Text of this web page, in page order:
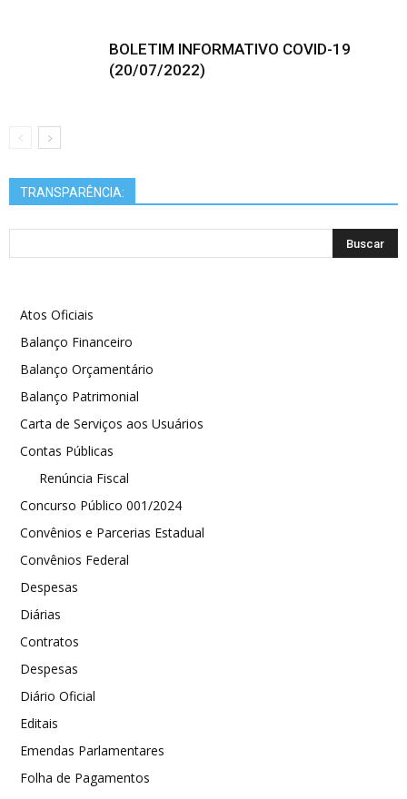
BOLETIM INFORMATIVO COVID-19
(20/07/2022)
TRANSPARÊNCIA:
Atos Oficiais
Balanço Financeiro
Balanço Orçamentário
Balanço Patrimonial
Carta de Serviços aos Usuários
Contas Públicas
Renúncia Fiscal
Concurso Público 001/2024
Convênios e Parcerias Estadual
Convênios Federal
Despesas
Diárias
Contratos
Despesas
Diário Oficial
Editais
Emendas Parlamentares
Folha de Pagamentos